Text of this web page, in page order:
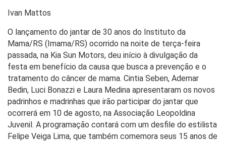
Ivan Mattos
O lançamento do jantar de 30 anos do Instituto da
Mama/RS (Imama/RS) ocorrido na noite de terça-feira
passada, na Kia Sun Motors, deu início à divulgação da
festa em benefício da causa que busca a prevenção e o
tratamento do câncer de mama. Cintia Seben, Ademar
Bedin, Luci Bonazzi e Laura Medina apresentaram os novos
padrinhos e madrinhas que irão participar do jantar que
ocorrerá em 10 de agosto, na Associação Leopoldina
Juvenil. A programação contará com um desfile do estilista
Felipe Veiga Lima, que também comemora seus 15 anos de